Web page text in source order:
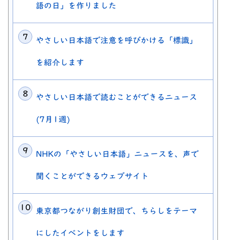
語の日」を作りました
やさしい日本語で注意を呼びかける「標識」
を紹介します
やさしい日本語で読むことができるニュース
(7月1週)
NHKの「やさしい日本語」ニュースを、声で
聞くことができるウェブサイト
東京都つながり創生財団で、ちらしをテーマ
にしたイベントをします